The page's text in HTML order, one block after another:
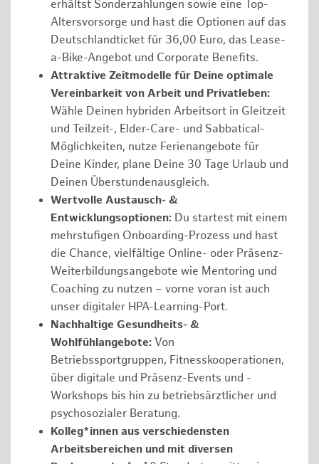
erhältst Sonderzahlungen sowie eine Top-
Altersvorsorge und hast die Optionen auf das
Deutschlandticket für 36,00 Euro, das Lease-
a-Bike-Angebot und Corporate Benefits.
Attraktive Zeitmodelle für Deine optimale
Vereinbarkeit von Arbeit und Privatleben:
Wähle Deinen hybriden Arbeitsort in Gleitzeit
und Teilzeit-, Elder-Care- und Sabbatical-
Möglichkeiten, nutze Ferienangebote für
Deine Kinder, plane Deine 30 Tage Urlaub und
Deinen Überstundenausgleich.
Wertvolle Austausch- &
Entwicklungsoptionen: Du startest mit einem
mehrstufigen Onboarding-Prozess und hast
die Chance, vielfältige Online- oder Präsenz-
Weiterbildungsangebote wie Mentoring und
Coaching zu nutzen – vorne voran ist auch
unser digitaler HPA-Learning-Port.
Nachhaltige Gesundheits- &
Wohlfühlangebote: Von
Betriebssportgruppen, Fitnesskooperationen,
über digitale und Präsenz-Events und -
Workshops bis hin zu betriebsärztlicher und
psychosozialer Beratung.
Kolleg*innen aus verschiedensten
Arbeitsbereichen und mit diversen